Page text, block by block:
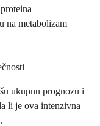
na metabolizam
ukupnu prognozu i
li je ova intenzivna